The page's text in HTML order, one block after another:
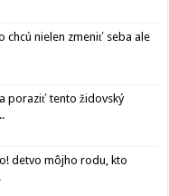
chcú nielen zmeniť seba ale
poraziť tento židovský
detvo môjho rodu, kto